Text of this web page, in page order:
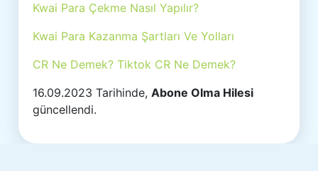
Kwai Para Çekme Nasıl Yapılır?
Kwai Para Kazanma Şartları Ve Yolları
CR Ne Demek? Tiktok CR Ne Demek?
16.09.2023 Tarihinde,Abone Olma Hilesi
güncellendi.